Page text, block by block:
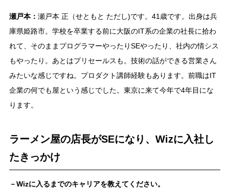
瀬戸本： 瀬戸本 正（せともと ただし)です。41歳です。出身は兵
庫県姫路市。学校を卒業する前に大阪のIT系の企業の社長に拾わ
れて、そのままプログラマーやったりSEやったり、社内の情シス
もやったり。あとはプリセールスも。技術の話ができる営業さん
みたいな感じですね。プロダクト講師経験もあります。前職はIT
企業の何でも屋という感じでした。東京に来て今年で4年目にな
ります。
ラーメン屋の店長がSEになり、Wizに入社し
たきっかけ
－Wizに入るまでのキャリアを教えてください。